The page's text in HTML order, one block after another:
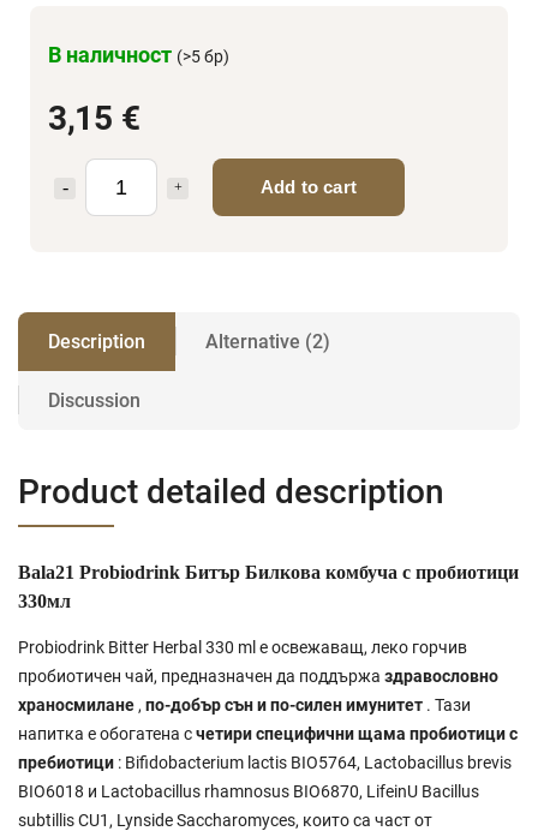
3,15 €
Add to cart
В наличност (>5 бр)
Description Alternative (2)
Discussion
Product detailed description
Bala21 Probiodrink Битър Билкова комбуча с пробиотици
330мл
Probiodrink Bitter Herbal 330 ml е освежаващ, леко горчив
пробиотичен чай, предназначен да поддържа здравословно
храносмилане , по-добър сънипо-силен имунитет . Тази
напитка е обогатена счетири специфични щама пробиотици с
пребиотици : Bifidobacterium lactis BIO5764, Lactobacillus brevis
BIO6018 и Lactobacillus rhamnosus BIO6870, LifeinU Bacillus
subtillis CU1, Lynside Saccharomyces, които са част от